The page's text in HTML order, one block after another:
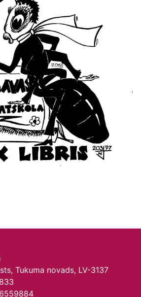
Tukuma novads, LV-3137